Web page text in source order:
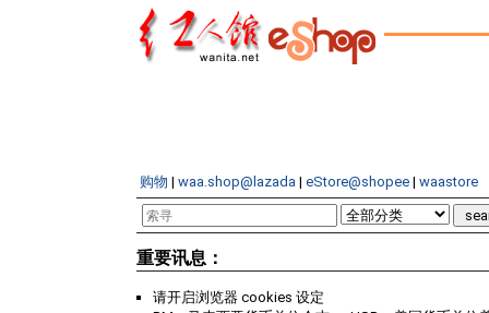
购物 | waa.shop@lazada | eStore@shopee | waastore
重要讯息：
请开启浏览器 cookies 设定